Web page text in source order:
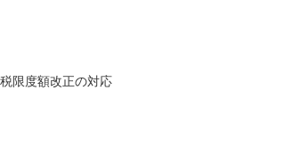
限度額改正の対応